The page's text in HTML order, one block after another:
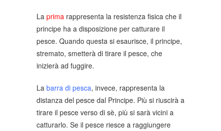
La prima rappresenta la resistenza fisica che il
principe ha a disposizione per catturare il
pesce. Quando questa si esaurisce, il principe,
stremato, smetterà di tirare il pesce, che
inizierà ad fuggire.
La barra di pesca, invece, rappresenta la
distanza del pesce dal Principe. Più si riuscirà a
tirare il pesce verso di sè, più si sarà vicini a
catturarlo. Se il pesce riesce a raggiungere